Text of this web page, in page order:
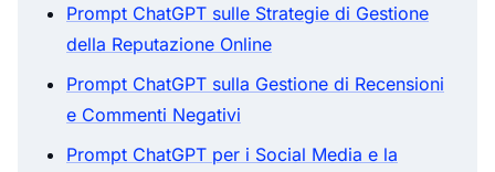
Prompt ChatGPT sulle Strategie di Gestione
della Reputazione Online
Prompt ChatGPT sulla Gestione di Recensioni
e Commenti Negativi
Prompt ChatGPT per i Social Media e la